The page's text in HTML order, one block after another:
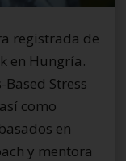
registrada de
en Hungría.
Stress
como
en
y mentora